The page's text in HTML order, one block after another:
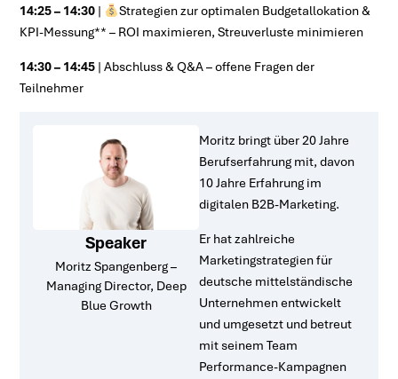
14:25 – 14:30 |
Strategien zur optimalen Budgetallokation &
KPI-Messung** – ROI maximieren, Streuverluste minimieren
14:30 – 14:45 | Abschluss & Q&A – offene Fragen der
Teilnehmer
Speaker
Moritz Spangenberg –
Managing Director, Deep
Blue Growth
Moritz bringt über 20 Jahre
Berufserfahrung mit, davon
10 Jahre Erfahrung im
digitalen B2B-Marketing.
Er hat zahlreiche
Marketingstrategien für
deutsche mittelständische
Unternehmen entwickelt
und umgesetzt und betreut
mit seinem Team
Performance-Kampagnen